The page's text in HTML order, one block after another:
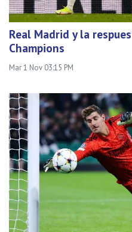
Real Madrid y la
Champions
Mar 1 Nov 03:15 PM